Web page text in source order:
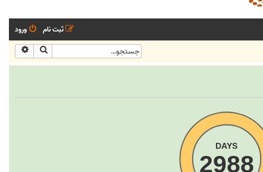
ورود
ثبت نام
جستجو
DAYS
2988